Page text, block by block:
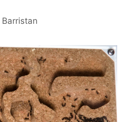
Barristan